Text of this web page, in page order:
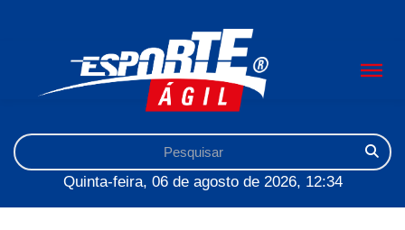
Quinta-feira, 06 de agosto de 2026, 12:34